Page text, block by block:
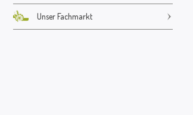
Unser Fachmarkt